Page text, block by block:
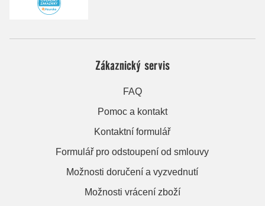
Zákaznický servis
FAQ
Pomoc a kontakt
Kontaktní formulář
Formulář pro odstoupení od smlouvy
Možnosti doručení a vyzvednutí
Možnosti vrácení zboží